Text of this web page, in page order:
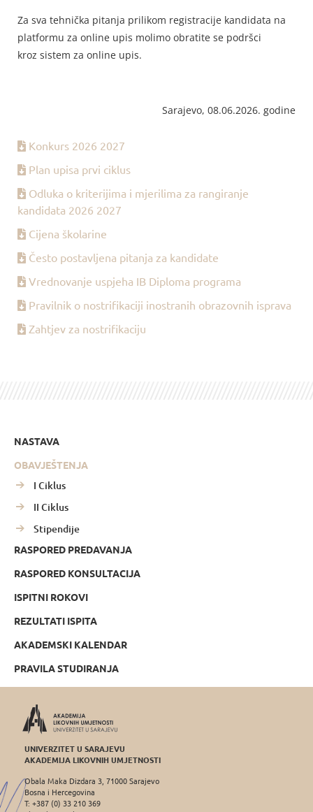
Za sva tehnička pitanja prilikom registracije kandidata na
platformu za online upis molimo obratite se podršci
kroz sistem za online upis.
Sarajevo, 08.06.2026. godine
Konkurs 2026 2027
Plan upisa prvi ciklus
Odluka o kriterijima i mjerilima za rangiranje
kandidata 2026 2027
Cijena školarine
Često postavljena pitanja za kandidate
Vrednovanje uspjeha IB Diploma programa
Pravilnik o nostrifikaciji inostranih obrazovnih isprava
Zahtjev za nostrifikaciju
NASTAVA
OBAVJEŠTENJA
I Ciklus
II Ciklus
Stipendije
RASPORED PREDAVANJA
RASPORED KONSULTACIJA
ISPITNI ROKOVI
REZULTATI ISPITA
AKADEMSKI KALENDAR
PRAVILA STUDIRANJA
UNIVERZITET U SARAJEVU
AKADEMIJA LIKOVNIH UMJETNOSTI
Obala Maka Dizdara 3, 71000 Sarajevo
Bosna i Hercegovina
T: +387 (0) 33 210 369